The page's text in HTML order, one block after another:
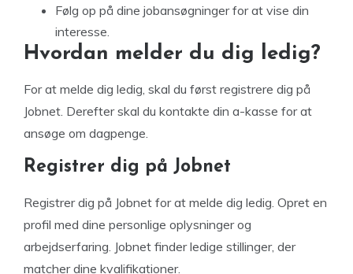
Følg op på dine jobansøgninger for at vise din
interesse.
Hvordan melder du dig ledig?
For at melde dig ledig, skal du først registrere dig på
Jobnet. Derefter skal du kontakte din a-kasse for at
ansøge om dagpenge.
Registrer dig på Jobnet
Registrer dig på Jobnet for at melde dig ledig. Opret en
profil med dine personlige oplysninger og
arbejdserfaring. Jobnet finder ledige stillinger, der
matcher dine kvalifikationer.